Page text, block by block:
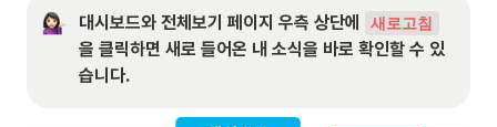
대시보드와 전체보기 페이지 우측 상단에 새로고침
을 클릭하면 새로 들어온 내 소식을 바로 확인할 수 있
습니다.